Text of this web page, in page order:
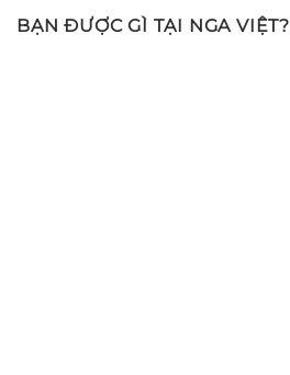
BẠN ĐƯỢC GÌ TẠI NGA VIỆT?